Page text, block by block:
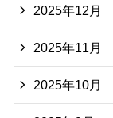
2025年12月
2025年11月
2025年10月